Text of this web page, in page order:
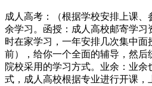
成人高考：（根据学校安排上课
余学习。函授：成人高校邮寄学
时在家学习，一年安排几次集中面
前），给你一个全面的辅导，然
院校采用的学习方式。业余：业
式，成人高校根据专业进行开课，